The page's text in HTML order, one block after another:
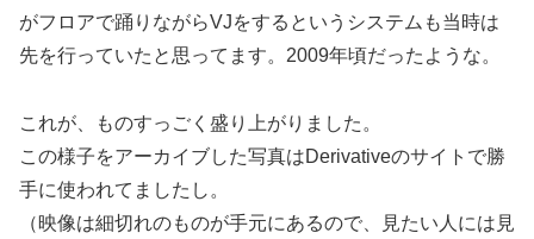
がフロアで踊りながらVJをするというシステムも当時は
先を行っていたと思ってます。2009年頃だったような。
これが、ものすっごく盛り上がりました。
この様子をアーカイブした写真はDerivativeのサイトで勝
手に使われてましたし。
（映像は細切れのものが手元にあるので、見たい人には見